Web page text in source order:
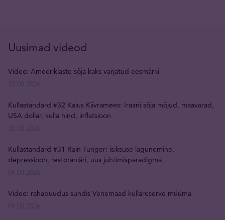
Uusimad videod
Video: Ameeriklaste sõja kaks varjatud eesmärki
Kullastandard #32 Kaius Kiivramees: Iraani sõja mõjud, maavarad,
USA dollar, kulla hind, inflatsioon
Kullastandard #31 Rain Tunger: isiksuse lagunemine,
depressioon, restoraniäri, uus juhtimisparadigma
Video: rahapuudus sundis Venemaad kullareserve müüma